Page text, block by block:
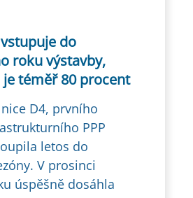
do
roku výstavby,
téměř 80 procent
D4, prvního
PPP
letos do
V prosinci
úspěšně dosáhla